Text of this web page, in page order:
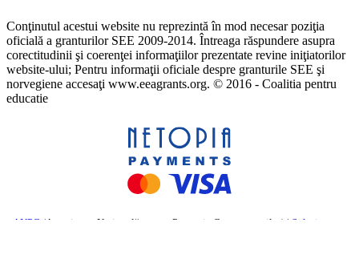
Conţinutul acestui website nu reprezintă în mod necesar poziţia
oficială a granturilor SEE 2009-2014. Întreaga răspundere asupra
corectitudinii şi coerenţei informaţiilor prezentate revine iniţiatorilor
website-ului; Pentru informaţii oficiale despre granturile SEE şi
norvegiene accesaţi www.eeagrants.org. © 2016 - Coalitia pentru
educatie
ANPC (Autoritatea Națională pentru Protecția Consumatorilor) | Soluționarea